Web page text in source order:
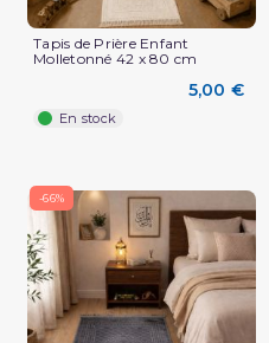
Tapis de Prière Enfant
Molletonné 42 x 80 cm
5,00 €
En stock
-66%